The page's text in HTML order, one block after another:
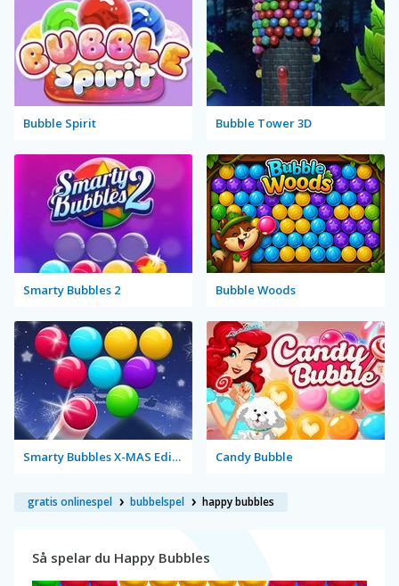
Bubble Spirit Bubble Tower 3D
Smarty Bubbles 2 Bubble Woods
Smarty Bubbles X-MAS Edition Candy Bubble
gratis onlinespel bubbelspel happy bubbles
Så spelar du Happy Bubbles